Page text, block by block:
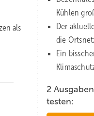
als
Kühlen
Der
die
Ein
2
testen: